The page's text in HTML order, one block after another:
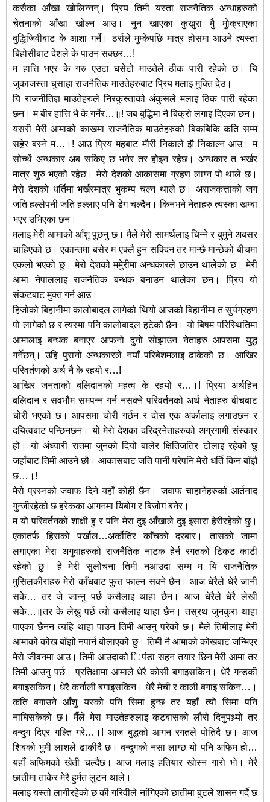
कसैका आँखा खोलिन्नन्। पि्रय तिमी यस्ता राजनैतिक अन्धाहरुको
चेतनाको आँखा खोल्न आउ। नुन खाएका कुखुरा मुै मुाेक्राएका
बुद्धिजिवीबाट के आशा गर्ने। ठर्राले मुम्केपछि मात्र होसमा आउने त्यस्ता
बिहोसीबाट देशले के पाउन सक्छर…!
म हात्ति भएर के गरु एउटा घसेटो माउतेले ठीक पारी रहेको छ। यि
जुकाजस्ता चुसाहा राजनैतिक माउतेहरुबाट पि्रय मलाइ मुक्ति देउ।
यि राजनीतिज्ञ माउतेहरुले निरकुस्ताको अंकुसले मलाइ ठिक पारी रहेका
छन। म बीर हात्ति भै के गर्नेर…॥! जब बुद्धिमा नै बिक्रो लगाइ दिएका छन।
यसरी मेरी आमाको काखमा राजनैतिक माउतेहरुको बिकबिकि कति सम्म
सहृेर बस्ने म…।! आउ पि्रय महबाट मौरी निकाले झै निकाल्न आउ। म
सोच्थें अन्धकार अब सकिए छ भनेर तर होइन रहेछ। अन्धकार त भर्खर
मात्र शुरु भएको रहेछ। मेरो देशको आकासमा ग्रहण लाग्न पो थाले छ।
मेरो देशको धर्तिमा भर्खरमात्र भुकम्प चल्न थाले छ। अराजकत्ताको जग
जति हल्लेपनी जति हल्लाए पनि डेग चल्दैन। किनभने नेताहरु त्यस्का खम्बा
भएर उभिएका छन।
मलाइ मेरी आमाको आँशु पुछनु छ। मैले मेरो सामर्थलाइ चिन्ने र बुमुने अबसर
चाहिएको छ। एकान्तमा बसेर म एक्लै हुन सक्दिन तर मान्छै मान्छेको बीचमा
एकलो भएको छु। मेरो देशको ममुेरीमा अन्धकारले छाउन थालेको छ। मेरी
आमा नेपाललाइ राजनैतिक बन्धक बनाउन थालेका छन। पि्रय यो
संकटबाट मुक्त गर्न आउ।
हिजोको बिहानीमा कालोबादल लागेको थियो आजको बिहानीमा त सुर्यग्रहण
पो लागेको छ र त्यस्मा पनि कालोबादल हटेको छैन। यो बिषम परिस्थितिमा
आमालाइ बन्धक बनाएर आफनो दुनो सोझाउन नेताहरु आपसमा युद्ध
गर्नेछन्। उहि पुरानो अन्धकारले नयाँ परिबेशमलाइ ढाकेको छ। आखिर
परिवर्तणको अर्थ नै के रहयो र…!
आखिर जनताको बलिदानको महत्व के रहयो र…।! पि्रया अर्थहिन
बलिदान र सवभौम समपन्न गर्न नसक्ने परिवर्तनको अर्थ नेताहरु बीचबाट
चोरी भएको छ। आपसमा चोरी गर्छन र दोस एक अर्कालाइ लगाउछन र
दयित्वबाट पन्छिनछन। यो मेरो देशका दरिद्रनेताहरुको अग्रगामी संस्कार
हो। यो अंध्यारी रातमा जुनको दियो बालेर क्षितिजतिर टोलाइ रहेको छु
जहाँबाट तिमी आउने छौ। आकासबाट जति पानी परेपनि मेरो धर्ति किन बाँझै
छ…।!
मेरो प्रस्नको जवाफ दिने यहाँ कोही छैन। जवाफ चाहानेहरुको आर्तनाद
गुन्जीरहेको छ हरेकका आगनमा यिबोग र बिजोग बनेर।
म यो परिवर्तनको शाक्षी हु र पनि मेरा दुइ आँखाले दुइ इसारा हेरीरहेको छु।
एकातर्फ हिराको पर्खाल…अर्कोतिर काँचको दरबार। तासको जामा
लगाएका मेरा अगुवाहरुको राजनैतिक नाटक हेर्न रगतको टिकट काटी
रहेको छु। हे मेरी सुलोचना तिमी नआउदा सम्म म यि राजनैतिक
मुसिलकीराहरु मेरो काँधबाट फुत्त फाल्न सक्ने छैन। आज धेरैले धेरै जानी
सके… तर जे जान्नु पर्छ कसैलाइ थाहा छैन। आज धेरैले धेरै लेखी
सके…॥तर के लेख्नु पर्छ त्यो कसैलाइ थाहा छैन। तस्रथ जुनकुरा थाहा
पाएका छैनन त्यहि थाहा पाउन तिमी आउनु परेको छ। मैले तिमीलाइ मेरी
आमाको कोख बाँझो नपार्न बोलाएको छु। तिमी नै आमाको कोखबाट जन्मिएर
मेरो जीवनमा आउ। तिमी आउदाको िपंडा सहन तयार छिन मेरी आमा तर
तिमी आउनु पर्छ। प्रतिक्षामा आमाले धेरै कोसी बगाइसकिन। धेरै गन्डकी
बगाइसकिन। धेरै कर्नाली बगाइसकिन। धेरै मेची र काली बगाइ सकिन…।
कति बगाउने आँशु यस्को पनि सिमा हुन्छ तर यहाँ त्यो सिमा पनि
नाघिसकेको छ। र्मैले मेरा माउतेहरुलाइ कटबासको लौरो दिनुपथ्र्यो तर
बन्दुग दिएर गल्ति गरे…।! आज बुद्धको आगन रगतले पोतिदै छ। आज
शिबको भुमी लाशले ढाकीदै छ। बन्दुगको नसा लाग्छ यो पनि अफिम हो…
यहाँ अफिमको खेती चल्दैछ। आज मलाइ हतियार खोस्न गारो भो। मेरै
छातीमा ताकेर मेरै हुर्मत लुटन थाले।
मलाइ यस्तो लागीरहेको छ की गरिवीले नांगिएको छातीमा बुटले शासन गर्दै छ